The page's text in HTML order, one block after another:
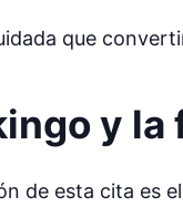
que
y la
de esta cita es el